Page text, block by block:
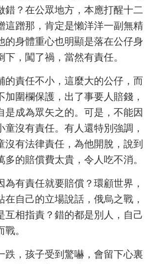
錯？在公眾地方，本應打醒十二
這蹭那，肯定是懶洋洋一副無精
的身體重心也明顯是落在公仔身
下，闖了禍，當然有責任。
的責任不小，這麼大的公仔，而
加圍欄保護，出了事要人賠錢，
是成為眾矢之的。可是，不能因
童沒有責任。有人還特別強調，
沒有法律責任，為他開脫，說到
多的賠償費太貴，令人吃不消。
為有責任就要賠償？環顧世界，
在自己的立場說話，俄烏之戰，
互相指責？錯的都是別人，自己
。
跌，孩子受到驚嚇，會留下心裏